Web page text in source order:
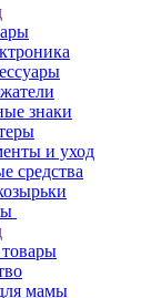
знаки
и уход
средства
мамы